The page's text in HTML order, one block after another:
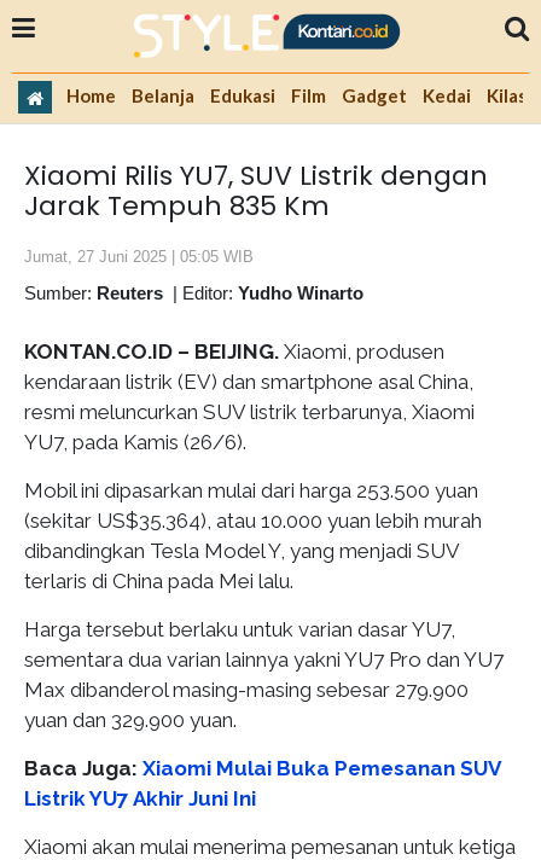
Home Belanja Edukasi Film Gadget Kedai Kilas
Xiaomi Rilis YU7, SUV Listrik dengan
Jarak Tempuh 835 Km
Jumat, 27 Juni 2025 | 05:05 WIB
Sumber: Reuters | Editor: Yudho Winarto
KONTAN.CO.ID – BEIJING. Xiaomi, produsen
kendaraan listrik (EV) dan smartphone asal China,
resmi meluncurkan SUV listrik terbarunya, Xiaomi
YU7, pada Kamis (26/6).
Mobil ini dipasarkan mulai dari harga 253.500 yuan
(sekitar US$35.364), atau 10.000 yuan lebih murah
dibandingkan Tesla Model Y, yang menjadi SUV
terlaris di China pada Mei lalu.
Harga tersebut berlaku untuk varian dasar YU7,
sementara dua varian lainnya yakni YU7 Pro dan YU7
Max dibanderol masing-masing sebesar 279.900
yuan dan 329.900 yuan.
Baca Juga: Xiaomi Mulai Buka Pemesanan SUV
Listrik YU7 Akhir Juni Ini
Xiaomi akan mulai menerima pemesanan untuk ketiga